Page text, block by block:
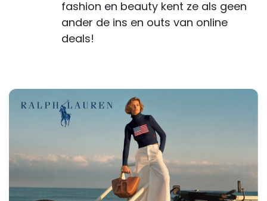
fashion en beauty kent ze als geen
ander de ins en outs van online
deals!